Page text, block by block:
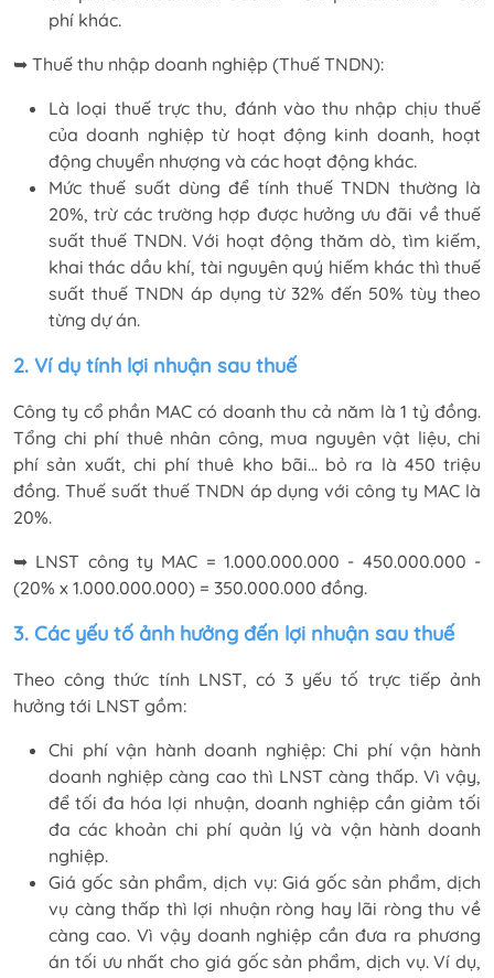
phí khác.
➥ Thuế thu nhập doanh nghiệp (Thuế TNDN):
Là loại thuế trực thu, đánh vào thu nhập chịu thuế
của doanh nghiệp từ hoạt động kinh doanh, hoạt
động chuyển nhượng và các hoạt động khác.
Mức thuế suất dùng để tính thuế TNDN thường là
20%, trừ các trường hợp được hưởng ưu đãi về thuế
suất thuế TNDN. Với hoạt động thăm dò, tìm kiếm,
khai thác dầu khí, tài nguyên quý hiếm khác thì thuế
suất thuế TNDN áp dụng từ 32% đến 50% tùy theo
từng dự án.
2. Ví dụ tính lợi nhuận sau thuế
Công ty cổ phần MAC có doanh thu cả năm là 1 tỷ đồng.
Tổng chi phí thuê nhân công, mua nguyên vật liệu, chi
phí sản xuất, chi phí thuê kho bãi… bỏ ra là 450 triệu
đồng. Thuế suất thuế TNDN áp dụng với công ty MAC là
20%.
➥ LNST công ty MAC = 1.000.000.000 - 450.000.000 -
(20% x 1.000.000.000) = 350.000.000 đồng.
3. Các yếu tố ảnh hưởng đến lợi nhuận sau thuế
Theo công thức tính LNST, có 3 yếu tố trực tiếp ảnh
hưởng tới LNST gồm:
Chi phí vận hành doanh nghiệp: Chi phí vận hành
doanh nghiệp càng cao thì LNST càng thấp. Vì vậy,
để tối đa hóa lợi nhuận, doanh nghiệp cần giảm tối
đa các khoản chi phí quản lý và vận hành doanh
nghiệp.
Giá gốc sản phẩm, dịch vụ: Giá gốc sản phẩm, dịch
vụ càng thấp thì lợi nhuận ròng hay lãi ròng thu về
càng cao. Vì vậy doanh nghiệp cần đưa ra phương
án tối ưu nhất cho giá gốc sản phẩm, dịch vụ. Ví dụ,